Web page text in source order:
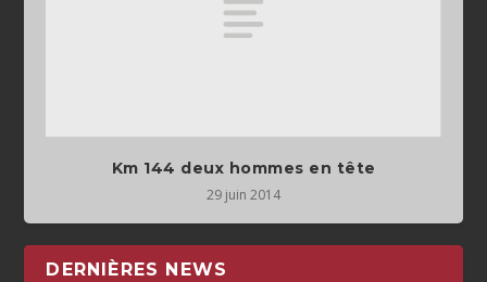
Km 144 deux hommes en tête
29 juin 2014
DERNIÈRES NEWS